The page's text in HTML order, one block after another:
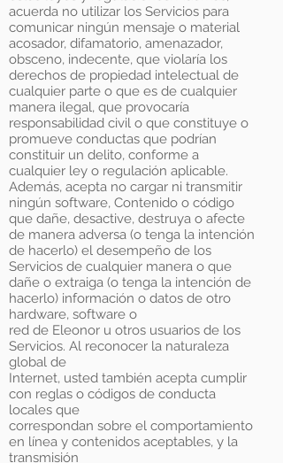
acuerda no utilizar los Servicios para
comunicar ningún mensaje o material
acosador, difamatorio, amenazador,
obsceno, indecente, que violaría los
derechos de propiedad intelectual de
cualquier parte o que es de cualquier
manera ilegal, que provocaría
responsabilidad civil o que constituye o
promueve conductas que podrían
constituir un delito, conforme a
cualquier ley o regulación aplicable.
Además, acepta no cargar ni transmitir
ningún software, Contenido o código
que dañe, desactive, destruya o afecte
de manera adversa (o tenga la intención
de hacerlo) el desempeño de los
Servicios de cualquier manera o que
dañe o extraiga (o tenga la intención de
hacerlo) información o datos de otro
hardware, software o
red de Eleonor u otros usuarios de los
Servicios. Al reconocer la naturaleza
global de
Internet, usted también acepta cumplir
con reglas o códigos de conducta
locales que
correspondan sobre el comportamiento
en línea y contenidos aceptables, y la
transmisión